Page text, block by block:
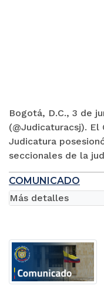
Bogotá, D.C., 3 de
(@Judicaturacsj). El
Judicatura
seccionales de la
COMUNICADO
Más detalles